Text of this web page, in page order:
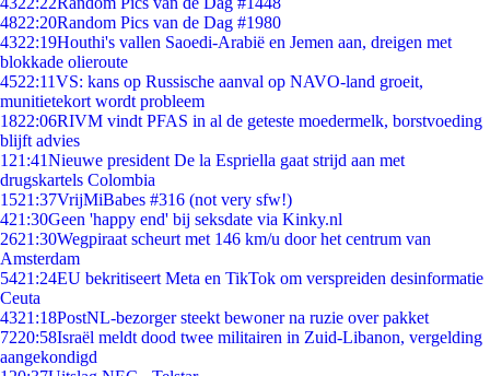
4822:20Random Pics van de Dag #1980
4322:19Houthi's vallen Saoedi-Arabië en Jemen aan, dreigen met
blokkade olieroute
4522:11VS: kans op Russische aanval op NAVO-land groeit,
munitietekort wordt probleem
1822:06RIVM vindt PFAS in al de geteste moedermelk, borstvoeding
blijft advies
1 21:41Nieuwe president De la Espriella gaat strijd aan met
drugskartels Colombia
1521:37VrijMiBabes #316 (not very sfw!)
421:30Geen 'happy end' bij seksdate via Kinky.nl
2621:30Wegpiraat scheurt met 146 km/u door het centrum van
Amsterdam
5421:24EU bekritiseert Meta en TikTok om verspreiden desinformatie
Ceuta
4321:18PostNL-bezorger steekt bewoner na ruzie over pakket
7220:58Israël meldt dood twee militairen in Zuid-Libanon, vergelding
aangekondigd